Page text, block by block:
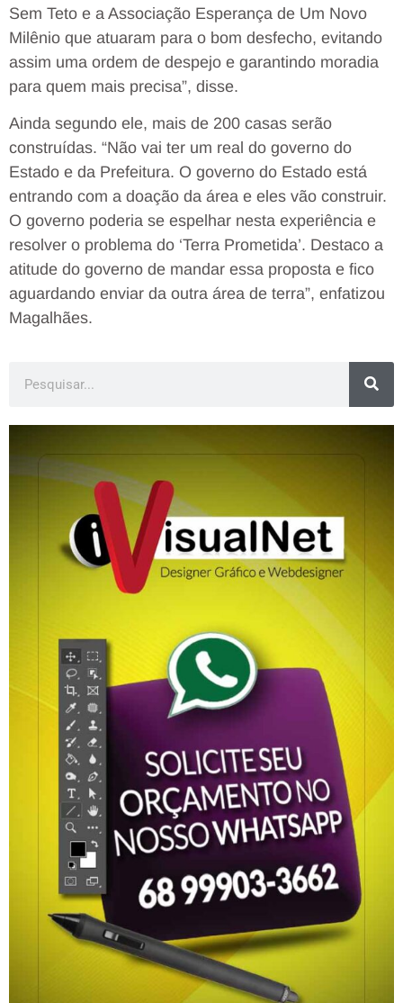
Sem Teto e a Associação Esperança de Um Novo
Milênio que atuaram para o bom desfecho, evitando
assim uma ordem de despejo e garantindo moradia
para quem mais precisa”, disse.
Ainda segundo ele, mais de 200 casas serão
construídas. “Não vai ter um real do governo do
Estado e da Prefeitura. O governo do Estado está
entrando com a doação da área e eles vão construir.
O governo poderia se espelhar nesta experiência e
resolver o problema do ‘Terra Prometida’. Destaco a
atitude do governo de mandar essa proposta e fico
aguardando enviar da outra área de terra”, enfatizou
Magalhães.